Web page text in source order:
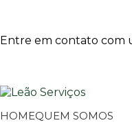
Entre em contato com
HOME
QUEM SOMOS